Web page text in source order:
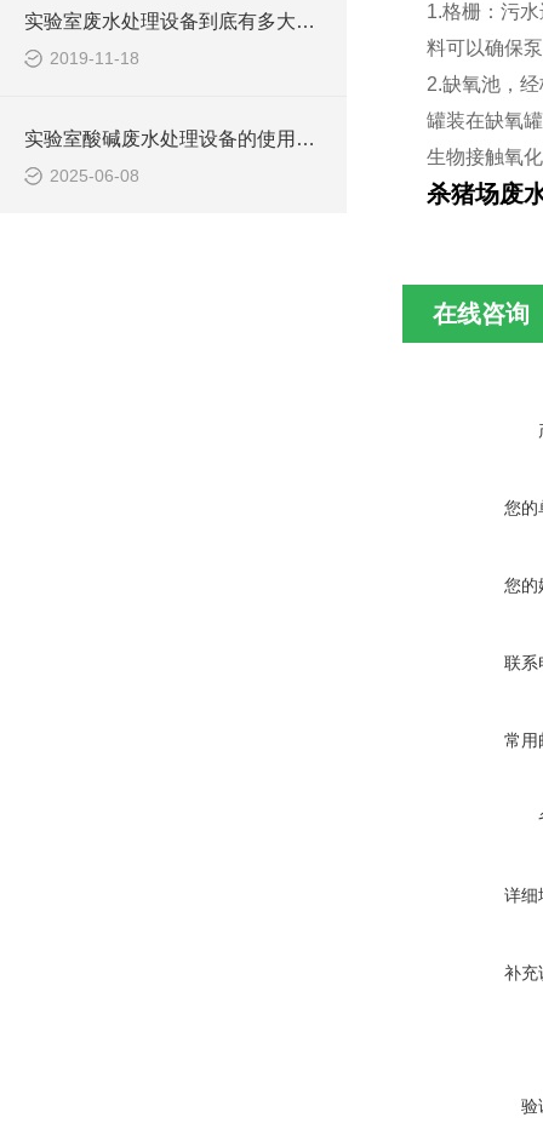
实验室废水处理设备到底有多大的本事？
2019-11-18
实验室酸碱废水处理设备的使用可提高生态环保
2025-06-08
1.格栅：污
料可以确保
2.缺氧池，
罐装在缺氧
生物接触氧
杀猪场废
在线咨询
您的
您的
联系
常用
详细
补充
验